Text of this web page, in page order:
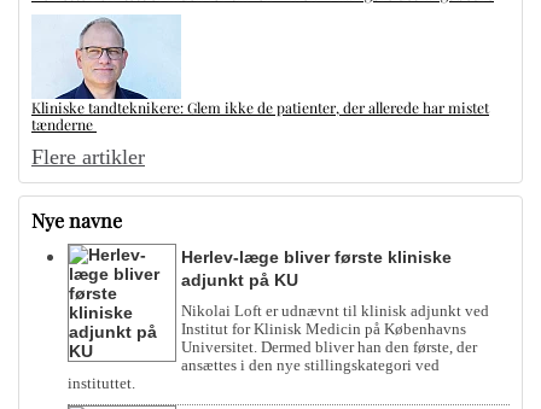
Kliniske tandteknikere: Glem ikke de patienter, der allerede har mistet
tænderne
Flere artikler
Nye navne
Herlev-læge bliver første kliniske
adjunkt på KU
Nikolai Loft er udnævnt til klinisk adjunkt ved
Institut for Klinisk Medicin på Københavns
Universitet. Dermed bliver han den første, der
ansættes i den nye stillingskategori ved
instituttet.